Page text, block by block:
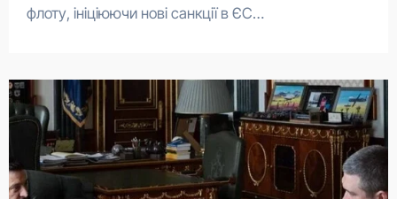
флоту, ініціюючи нові санкції в ЄС…